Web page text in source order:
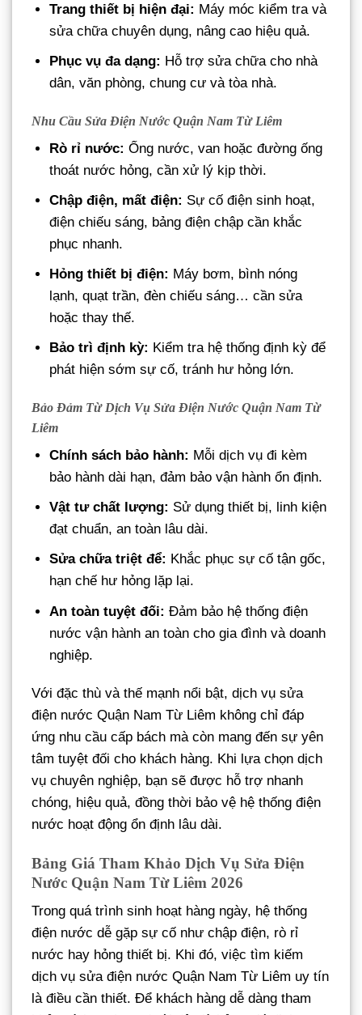
Trang thiết bị hiện đại: Máy móc kiểm tra và
sửa chữa chuyên dụng, nâng cao hiệu quả.
Phục vụ đa dạng: Hỗ trợ sửa chữa cho nhà
dân, văn phòng, chung cư và tòa nhà.
Nhu Cầu Sửa Điện Nước Quận Nam Từ Liêm
Rò rỉ nước: Ống nước, van hoặc đường ống
thoát nước hỏng, cần xử lý kịp thời.
Chập điện, mất điện: Sự cố điện sinh hoạt,
điện chiếu sáng, bảng điện chập cần khắc
phục nhanh.
Hỏng thiết bị điện: Máy bơm, bình nóng
lạnh, quạt trần, đèn chiếu sáng… cần sửa
hoặc thay thế.
Bảo trì định kỳ: Kiểm tra hệ thống định kỳ để
phát hiện sớm sự cố, tránh hư hỏng lớn.
Bảo Đảm Từ Dịch Vụ Sửa Điện Nước Quận Nam Từ
Liêm
Chính sách bảo hành: Mỗi dịch vụ đi kèm
bảo hành dài hạn, đảm bảo vận hành ổn định.
Vật tư chất lượng: Sử dụng thiết bị, linh kiện
đạt chuẩn, an toàn lâu dài.
Sửa chữa triệt để: Khắc phục sự cố tận gốc,
hạn chế hư hỏng lặp lại.
An toàn tuyệt đối: Đảm bảo hệ thống điện
nước vận hành an toàn cho gia đình và doanh
nghiệp.
Với đặc thù và thế mạnh nổi bật, dịch vụ sửa
điện nước Quận Nam Từ Liêm không chỉ đáp
ứng nhu cầu cấp bách mà còn mang đến sự yên
tâm tuyệt đối cho khách hàng. Khi lựa chọn dịch
vụ chuyên nghiệp, bạn sẽ được hỗ trợ nhanh
chóng, hiệu quả, đồng thời bảo vệ hệ thống điện
nước hoạt động ổn định lâu dài.
Bảng Giá Tham Khảo Dịch Vụ Sửa Điện
Nước Quận Nam Từ Liêm 2026
Trong quá trình sinh hoạt hàng ngày, hệ thống
điện nước dễ gặp sự cố như chập điện, rò rỉ
nước hay hỏng thiết bị. Khi đó, việc tìm kiếm
dịch vụ sửa điện nước Quận Nam Từ Liêm uy tín
là điều cần thiết. Để khách hàng dễ dàng tham